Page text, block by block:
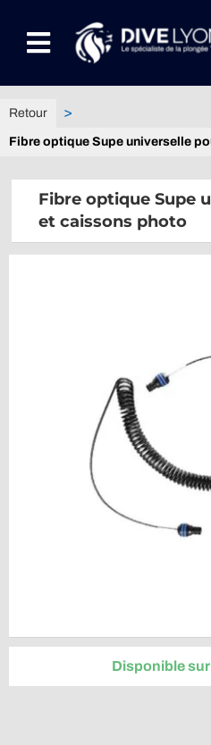
contenuToggle
Navigation
NOTRE UNIVERS PRODUITS
CONTACTEZ-NOUS
Fibre optique Supe universelle
Fibre optique Supe
et caissons photo
Disponible